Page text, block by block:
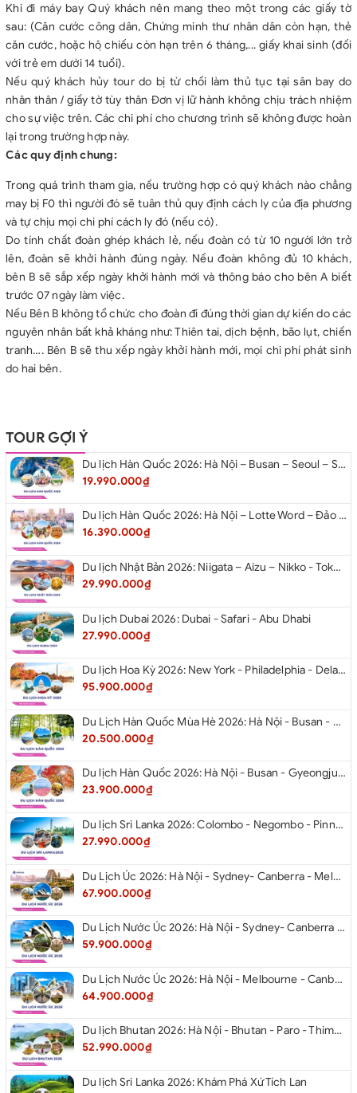
Khi đi máy bay Quý khách nên mang theo một trong các giấy tờ
sau: (Căn cước công dân, Chứng minh thư nhân dân còn hạn, thẻ
căn cước, hoặc hộ chiếu còn hạn trên 6 tháng,... giấy khai sinh (đối
với trẻ em dưới 14 tuổi).
Nếu quý khách hủy tour do bị từ chối làm thủ tục tại sân bay do
nhân thân / giấy tờ tùy thân Đơn vị lữ hành không chịu trách nhiệm
cho sự việc trên. Các chi phí cho chương trình sẽ không được hoàn
lại trong trường hợp này.
Các quy định chung:
Trong quá trình tham gia, nếu trường hợp có quý khách nào chẳng
may bị F0 thì người đó sẽ tuân thủ quy định cách ly của địa phương
và tự chịu mọi chi phí cách ly đó (nếu có).
Do tính chất đoàn ghép khách lẻ, nếu đoàn có từ 10 người lớn trở
lên, đoàn sẽ khởi hành đúng ngày. Nếu đoàn không đủ 10 khách,
bên B sẽ sắp xếp ngày khởi hành mới và thông báo cho bên A biết
trước 07 ngày làm việc.
Nếu Bên B không tổ chức cho đoàn đi đúng thời gian dự kiến do các
nguyên nhân bất khả kháng như: Thiên tai, dịch bệnh, bão lụt, chiến
tranh…. Bên B sẽ thu xếp ngày khởi hành mới, mọi chi phí phát sinh
do hai bên.
TOUR GỢI Ý
Du lịch Hàn Quốc 2026: Hà Nội – Busan – Seoul – Starfiled – Lotte Worf
19.990.000₫
Du lịch Hàn Quốc 2026: Hà Nội – Lotte Word – Đảo Nami – Làng Cổ Hanok Bukchon
16.390.000₫
Du lịch Nhật Bản 2026: Niigata – Aizu – Nikko - Tokyo – Niigata từ Hà Nội
29.990.000₫
Du lịch Dubai 2026: Dubai - Safari - Abu Dhabi
27.990.000₫
Du lịch Hoa Kỳ 2026: New York - Philadelphia - Delaware - Washington D.C. - Las Vegas - Red Rock Canyon - Quận Cam - Santa Monica - Hollywood - San Diego - Los Angeles.
95.900.000₫
Du Lịch Hàn Quốc Mùa Hè 2026: Hà Nội - Busan - Gyeongju - Seoul - Đảo Nami - Tàu Điện Ven Biển Haeundae - Cầu Kính Oryukdo - Làng Văn Hóa Huinnyeoul
20.500.000₫
Du lịch Hàn Quốc 2026: Hà Nội - Busan - Gyeongju - Seoul - Đảo Nami - Tàu Điện Ven Biển Haeundae - Cỏ Hồng Muhly - Làng Văn Hóa Huinnyeoul
23.900.000₫
Du lịch Sri Lanka 2026: Colombo - Negombo - Pinnawala - Kandy - Kalutara - Nuwara - Eliya
27.990.000₫
Du Lịch Úc 2026: Hà Nội - Sydney- Canberra - Melbourne - Hà Nội
67.900.000₫
Du Lịch Nước Úc 2026: Hà Nội - Sydney- Canberra - Melbourne - Hà Nội
59.900.000₫
Du Lịch Nước Úc 2026: Hà Nội - Melbourne - Canberra - Sydney - Hà Nội
64.900.000₫
Du lịch Bhutan 2026: Hà Nội - Bhutan - Paro - Thimphu - Punakha
52.990.000₫
Du lịch Sri Lanka 2026: Khám Phá Xứ Tích Lan